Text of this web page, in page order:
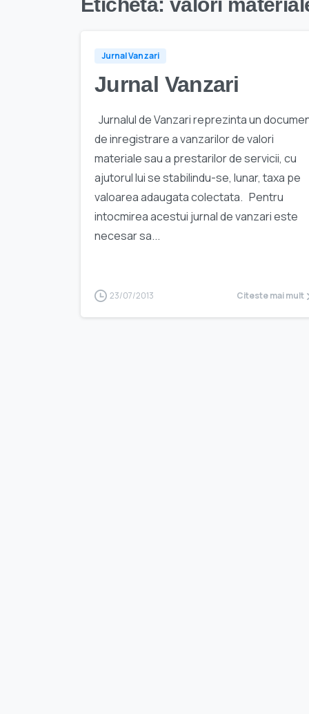
Jurnal Vanzari
Jurnal Vanzari
Jurnalul de Vanzari reprezinta un
de inregistrare a vanzarilor de valori
materiale sau a prestarilor de servicii, cu
ajutorul lui se stabilindu-se, lunar, taxa pe
valoarea adaugata colectata. Pentru
intocmirea acestui jurnal de vanzari este
necesar sa...
23/07/2013 Citeste mai mult